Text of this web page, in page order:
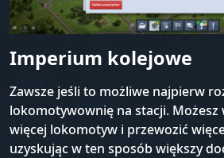
Imperium kolejowe
Zawsze jeśli to możliwe najpierw
lokomotywownię na stacji. Możesz
więcej lokomotyw i przewozić
uzyskując w ten sposób większy